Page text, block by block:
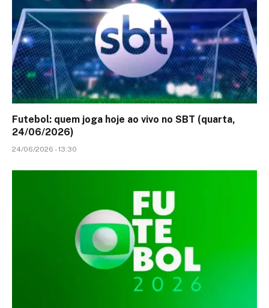
Futebol: quem joga hoje ao vivo no SBT (quarta,
24/06/2026)
24/06/2026 - 13:30